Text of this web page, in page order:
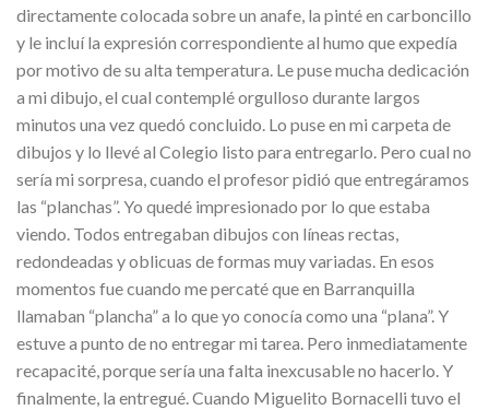
directamente colocada sobre un anafe, la pinté en carboncillo
y le incluí la expresión correspondiente al humo que expedía
por motivo de su alta temperatura. Le puse mucha dedicación
a mi dibujo, el cual contemplé orgulloso durante largos
minutos una vez quedó concluido. Lo puse en mi carpeta de
dibujos y lo llevé al Colegio listo para entregarlo. Pero cual no
sería mi sorpresa, cuando el profesor pidió que entregáramos
las “planchas”. Yo quedé impresionado por lo que estaba
viendo. Todos entregaban dibujos con líneas rectas,
redondeadas y oblicuas de formas muy variadas. En esos
momentos fue cuando me percaté que en Barranquilla
llamaban “plancha” a lo que yo conocía como una “plana”. Y
estuve a punto de no entregar mi tarea. Pero inmediatamente
recapacité, porque sería una falta inexcusable no hacerlo. Y
finalmente, la entregué. Cuando Miguelito Bornacelli tuvo el